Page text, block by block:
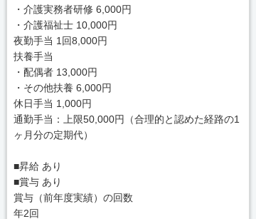
・介護実務者研修 6,000円
・介護福祉士 10,000円
夜勤手当 1回8,000円
扶養手当
・配偶者 13,000円
・その他扶養 6,000円
休日手当 1,000円
通勤手当：上限50,000円（合理的と認めた経路の1
ヶ月分の定期代）
■昇給 あり
■賞与 あり
賞与（前年度実績）の回数
年2回